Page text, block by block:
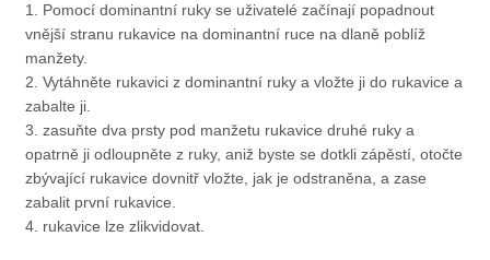
1. Pomocí dominantní ruky se uživatelé začínají popadnout
vnější stranu rukavice na dominantní ruce na dlaně poblíž
manžety.
2. Vytáhněte rukavici z dominantní ruky a vložte ji do rukavice a
zabalte ji.
3. zasuňte dva prsty pod manžetu rukavice druhé ruky a
opatrně ji odloupněte z ruky, aniž byste se dotkli zápěstí, otočte
zbývající rukavice dovnitř vložte, jak je odstraněna, a zase
zabalit první rukavice.
4. rukavice lze zlikvidovat.